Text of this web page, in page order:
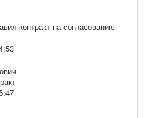
контракт на согласованию